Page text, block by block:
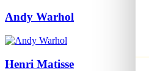
Andy Warhol
Henri Matisse